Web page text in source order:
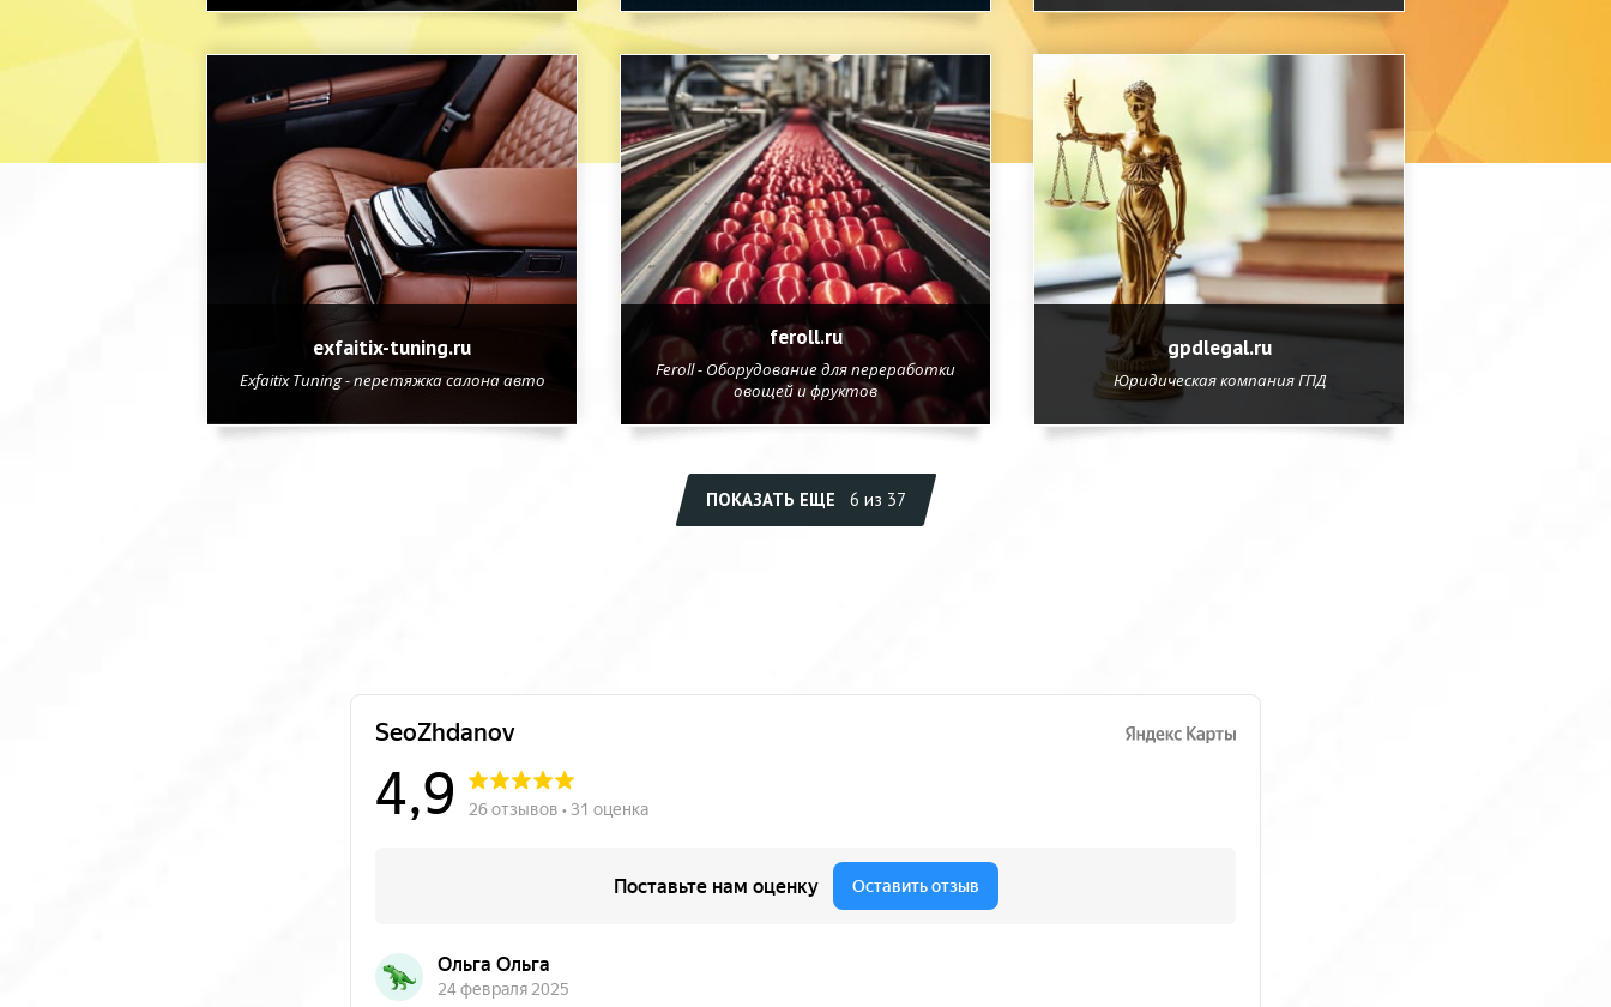
exfaitix-tuning.ru
Exfaitix Tuning - перетяжка салона авто
feroll.ru
Feroll - Оборудование для переработки
овощей и фруктов
gpdlegal.ru
Юридическая компания ГПД
ПОКАЗАТЬ ЕЩЕ 6 из 37